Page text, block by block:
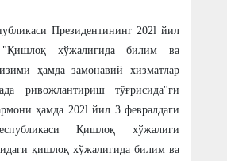
Президентининr 202l йил
хўжалигида билим ва
ҳамда замонавий хизматлар
ривожлантириш тўғрисида"ги
ҳамда 202l йил 3 февралдаги
Қишлоқ хўжалиги
қишлоқ хўжалигида билим ва